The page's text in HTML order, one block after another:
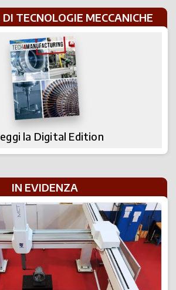
DI TECNOLOGIE MECCANICHE
la Digital Edition
IN EVIDENZA